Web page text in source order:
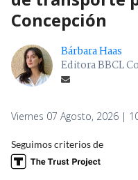
Concepción
Bárbara Haas
Editora BBCL
Viernes 07 Agosto, 2026 |
Seguimos criterios de